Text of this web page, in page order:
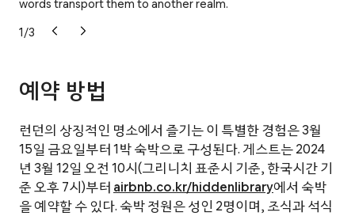
words transport them to another realm.
1/3
예약 방법
런던의 상징적인 명소에서 즐기는 이 특별한 경험은 3월
15일 금요일부터 1박 숙박으로 구성된다. 게스트는 2024
년 3월 12일 오전 10시(그리니치 표준시 기준, 한국시간 기
준 오후 7시)부터 airbnb.co.kr/hiddenlibrary에서 숙박
을 예약할 수 있다. 숙박 정원은 성인 2명이며, 조식과 석식